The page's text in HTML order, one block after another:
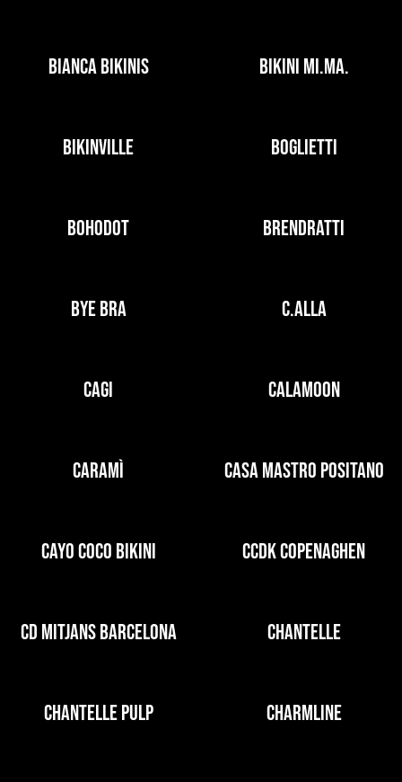
BIANCA BIKINIS BIKINI MI.MA.
BIKINVILLE BOGLIETTI
BOHODOT BRENDRATTI
BYE BRA C.ALLA
CAGI CALAMOON
CARAMÌ CASA MASTRO POSITANO
CAYO COCO BIKINI CCDK COPENAGHEN
CD MITJANS BARCELONA CHANTELLE
CHANTELLE PULP CHARMLINE